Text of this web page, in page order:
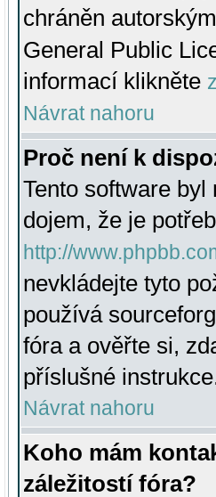
chráněn
General Public
informací klikněte
Návrat nahoru
Proč není k
Tento software
dojem, že je
http://
nevkládejte tyto
používá
fóra a ověřte si,
příslušné
Návrat nahoru
Koho mám
záležitostí fóra?